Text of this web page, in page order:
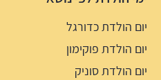
יום הולדת כדורגל
יום הולדת פוקימון
יום הולדת סוניק